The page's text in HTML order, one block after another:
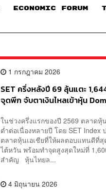
ECONOMIC FORUM
1 กรกฎาคม 2026
SET ครึ่งหลังปี 69 ลุ้นแตะ
จุดพีก จับตาเงินไหลเข้าหุ้น
ในช่วงครึ่งแรกของปี 2569 ตลาด
ต่ำต่อเนื่องหลายปี โดย SET
ตลาดหุ้นเอเชียที่ให้ผลตอบแทนดีที่สุ
ไต้หวัน พร้อมทำจุดสูงสุดใหม่ที่
สำคัญ หุ้นไทยล...
4 มิถุนายน 2026